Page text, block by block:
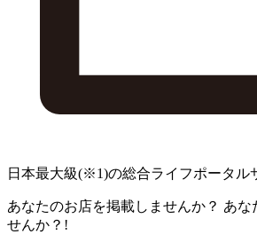
日本最大級(※1)の総合ライフポータル
あなたのお店を掲載しませんか？ あな
せんか？!